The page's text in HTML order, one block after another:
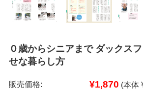
０歳からシニアまで ダックス
せな暮らし方
販売価格: ¥1,870 (本体